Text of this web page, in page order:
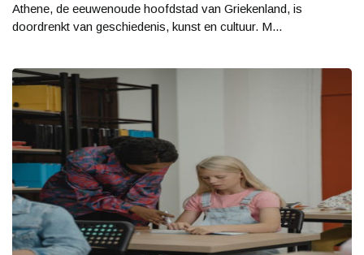
Athene, de eeuwenoude hoofdstad van Griekenland, is
doordrenkt van geschiedenis, kunst en cultuur. M...